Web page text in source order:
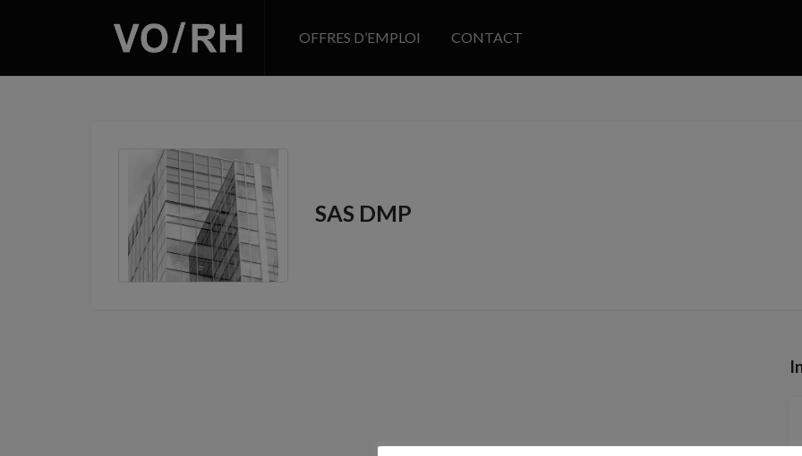
OFFRES D’EMPLOI CONTACT
SAS DMP